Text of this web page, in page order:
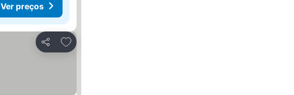
Ver preços
Partilhar
Adicionar aos favoritos